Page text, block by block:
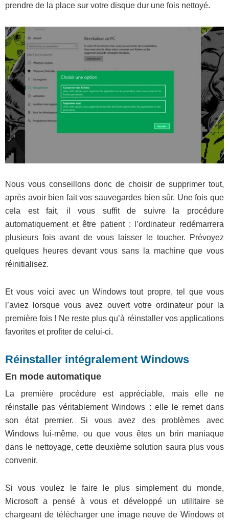
prendre de la place sur votre disque dur une fois nettoyé.
Nous vous conseillons donc de choisir de supprimer tout,
après avoir bien fait vos sauvegardes bien sûr. Une fois que
cela est fait, il vous suffit de suivre la procédure
automatiquement et être patient : l’ordinateur redémarrera
plusieurs fois avant de vous laisser le toucher. Prévoyez
quelques heures devant vous sans la machine que vous
réinitialisez.
Et vous voici avec un Windows tout propre, tel que vous
l’aviez lorsque vous avez ouvert votre ordinateur pour la
première fois ! Ne reste plus qu’à réinstaller vos applications
favorites et profiter de celui-ci.
Réinstaller intégralement Windows
En mode automatique
La première procédure est appréciable, mais elle ne
réinstalle pas véritablement Windows : elle le remet dans
son état premier. Si vous avez des problèmes avec
Windows lui-même, ou que vous êtes un brin maniaque
dans le nettoyage, cette deuxième solution saura plus vous
convenir.
Si vous voulez le faire le plus simplement du monde,
Microsoft a pensé à vous et développé un utilitaire se
chargeant de télécharger une image neuve de Windows et